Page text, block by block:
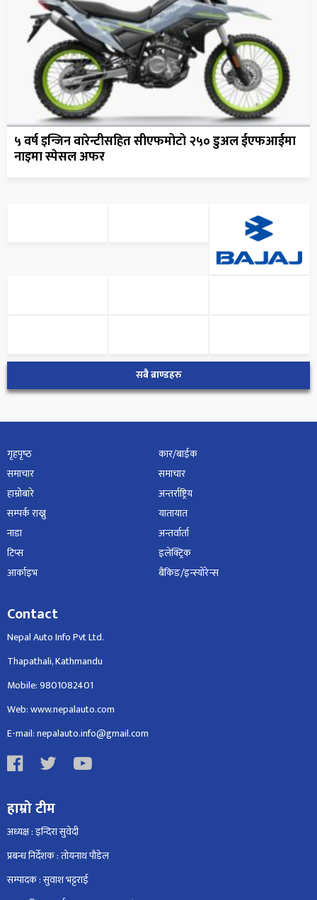
५ वर्ष इन्जिन वारेन्टीसहित सीएफमोटो २५० डुअल ईएफआईमा
नाइमा स्पेसल अफर
सबै ब्राण्डहरु
गृहपृष्‍ठ
समाचार
हाम्रोबारे
सम्पर्क राख्नु
नाडा
टिप्स
आर्काइभ
कार/बाईक
समाचार
अन्तर्राष्ट्रिय
यातायात
अन्तर्वार्ता
इलेक्ट्रिक
बैंकिङ/इन्स्योरेन्स
Contact
Nepal Auto Info Pvt Ltd.
Thapathali, Kathmandu
Mobile: 9801082401
Web: www.nepalauto.com
E-mail: nepalauto.info@gmail.com
हाम्रो टीम
अध्यक्ष : इन्दिरा सुवेदी
प्रबन्ध निर्देशक : तोयनाथ पौडेल
सम्पादक : सुवाश भट्टराई